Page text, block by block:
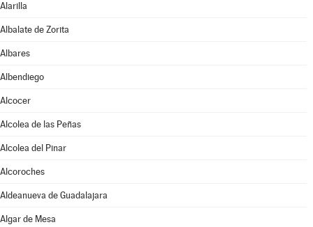
Alarilla
Albalate de Zorita
Albares
Albendiego
Alcocer
Alcolea de las Peñas
Alcolea del Pinar
Alcoroches
Aldeanueva de Guadalajara
Algar de Mesa